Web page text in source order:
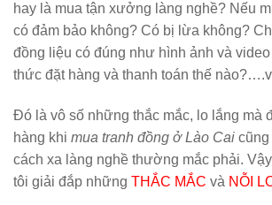
hay là mua tận xưởng làng nghề? Nếu
có đảm bảo không? Có bị lừa không?
đồng liệu có đúng như hình ảnh và
thức đặt hàng và thanh toán thế
Đó là vô số những thắc mắc, lo lắng mà
hàng khi mua tranh đồng ở Lào Cai
cách xa làng nghề thường mắc phải.
tôi giải đắp những THẮC MẮC và NỖI